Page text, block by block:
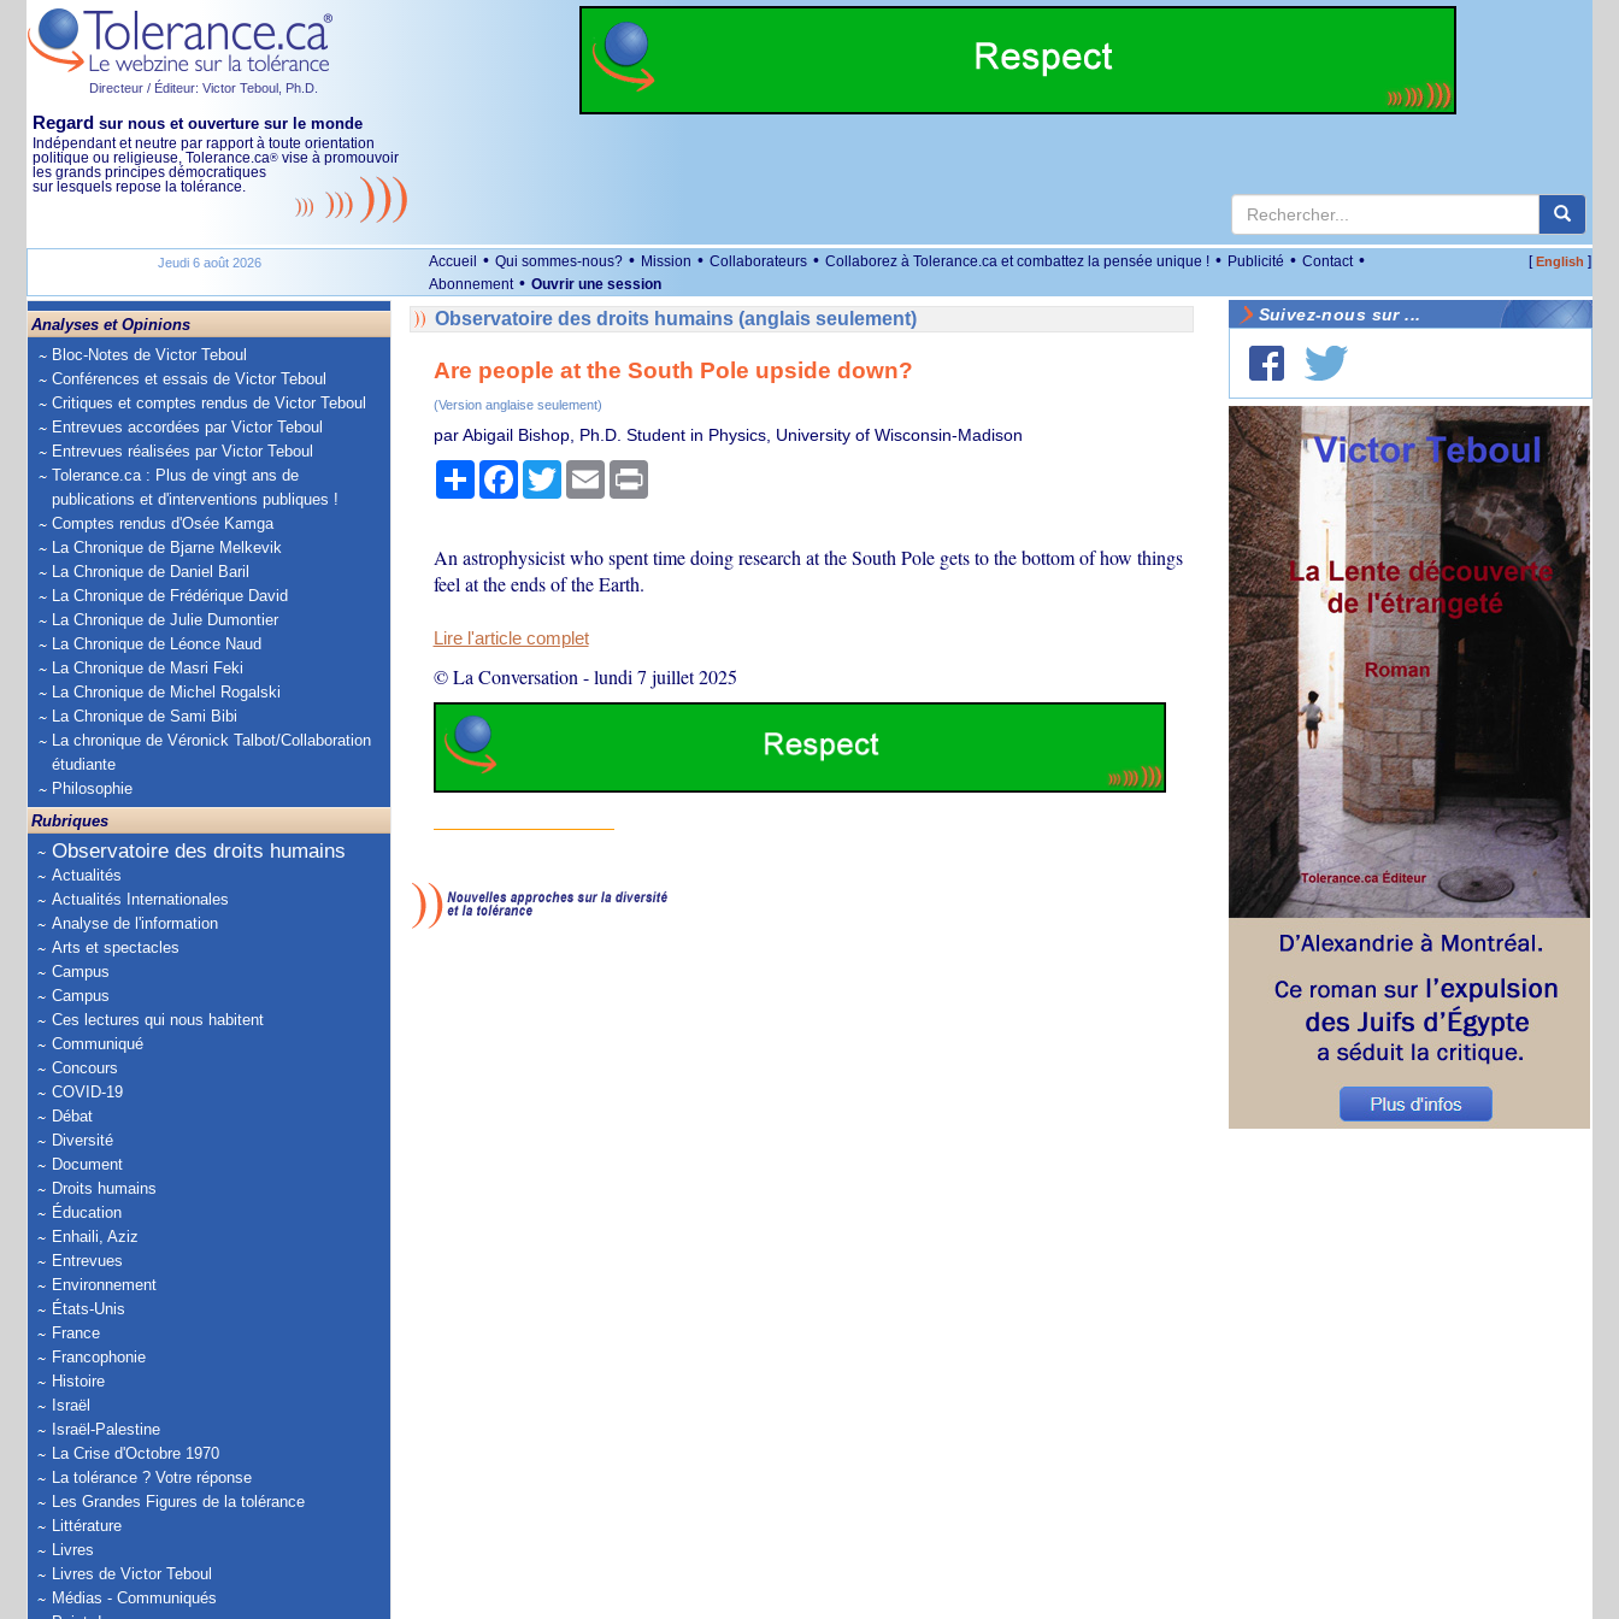
Directeur / Éditeur: Victor Teboul, Ph.D.
Regard sur nous et ouverture sur le monde
Indépendant et neutre par rapport à toute orientation
politique ou religieuse, Tolerance.ca® vise à promouvoir
les grands principes démocratiques
sur lesquels repose la tolérance.
Jeudi 6 août 2026 Accueil • Qui sommes-nous? • Mission • Collaborateurs • Collaborez à Tolerance.ca et combattez la pensée unique ! • Publicité • Contact •
Abonnement • Ouvrir une session
[English ]
Analyses et Opinions
Bloc-Notes de Victor Teboul
Conférences et essais de Victor Teboul
Critiques et comptes rendus de Victor Teboul
Entrevues accordées par Victor Teboul
Entrevues réalisées par Victor Teboul
Tolerance.ca : Plus de vingt ans de
publications et d'interventions publiques !
Comptes rendus d'Osée Kamga
La Chronique de Bjarne Melkevik
La Chronique de Daniel Baril
La Chronique de Frédérique David
La Chronique de Julie Dumontier
La Chronique de Léonce Naud
La Chronique de Masri Feki
La Chronique de Michel Rogalski
La Chronique de Sami Bibi
La chronique de Véronick Talbot/Collaboration
étudiante
Philosophie
Rubriques
Observatoire des droits humains
Actualités
Actualités Internationales
Analyse de l'information
Arts et spectacles
Campus
Campus
Ces lectures qui nous habitent
Communiqué
Concours
COVID-19
Débat
Diversité
Document
Droits humains
Éducation
Enhaili, Aziz
Entrevues
Environnement
États-Unis
France
Francophonie
Histoire
Israël
Israël-Palestine
La Crise d'Octobre 1970
La tolérance ? Votre réponse
Les Grandes Figures de la tolérance
Littérature
Livres
Livres de Victor Teboul
Médias - Communiqués
Observatoire des droits humains (anglais seulement)
Are people at the South Pole upside down?
(Version anglaise seulement)
par Abigail Bishop, Ph.D. Student in Physics, University of Wisconsin-Madison
PartagerFacebook
TwitterEmail Print
An astrophysicist who spent time doing research at the South Pole gets to the bottom of how things
feel at the ends of the Earth.
Lire l'article complet
© La Conversation -lundi 7 juillet 2025
Suivez-nous sur ...